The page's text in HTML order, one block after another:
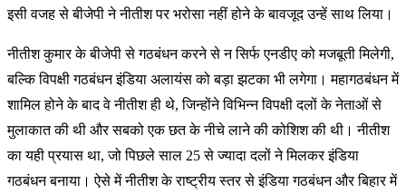
इसी वजह से बीजेपी ने नीतीश पर भरोसा नहीं होने के बावजूद उन्हें साथ लिया।
नीतीश कुमार के बीजेपी से गठबंधन करने से न सिर्फ एनडीए को मजबूती मिलेगी,
बल्कि विपक्षी गठबंधन इंडिया अलायंस को बड़ा झटका भी लगेगा। महागठबंधन में
शामिल होने के बाद वे नीतीश ही थे, जिन्होंने विभिन्न विपक्षी दलों के नेताओं से
मुलाकात की थी और सबको एक छत के नीचे लाने की कोशिश की थी। नीतीश
का यही प्रयास था, जो पिछले साल 25 से ज्यादा दलों ने मिलकर इंडिया
गठबंधन बनाया। ऐसे में नीतीश के राष्ट्रीय स्तर से इंडिया गठबंधन और बिहार में